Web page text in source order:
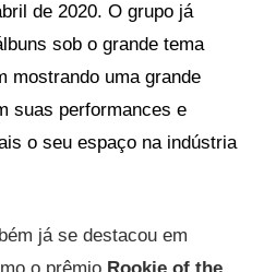
de 2020. O grupo já
sob o grande tema
mostrando uma grande
suas performances e
o seu espaço na indústria
já se destacou em